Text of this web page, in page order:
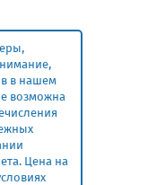
в нашем
возможна
Цена на